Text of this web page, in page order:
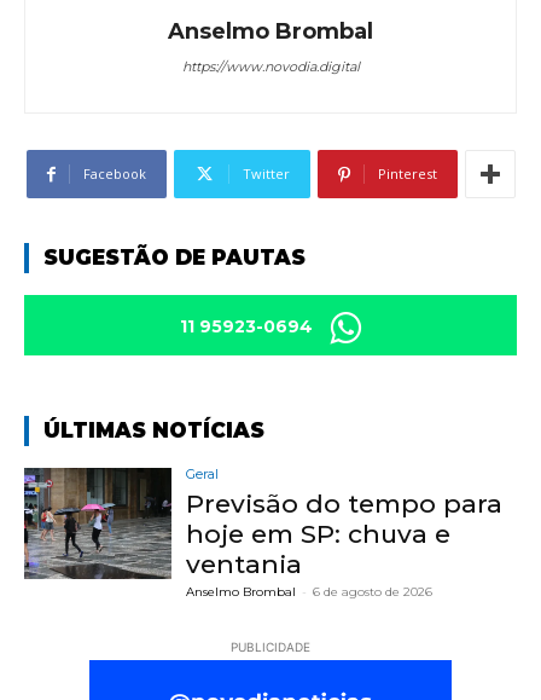
Anselmo Brombal
https://www.novodia.digital
Facebook Twitter Pinterest
SUGESTÃO DE PAUTAS
11 95923-0694
ÚLTIMAS NOTÍCIAS
Geral
Previsão do tempo para
hoje em SP: chuva e
ventania
Anselmo Brombal - 6 de agosto de 2026
PUBLICIDADE